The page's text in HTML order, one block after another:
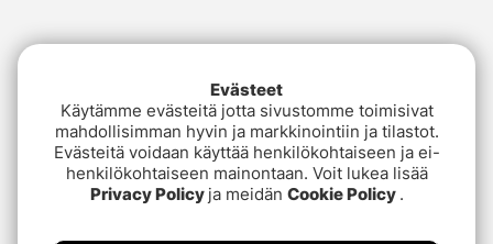
Evästeet
Käytämme evästeitä jotta sivustomme toimisivat
mahdollisimman hyvin ja markkinointiin ja tilastot.
Evästeitä voidaan käyttää henkilökohtaiseen ja ei-
henkilökohtaiseen mainontaan. Voit lukea lisää
Privacy Policy ja meidän Cookie Policy .